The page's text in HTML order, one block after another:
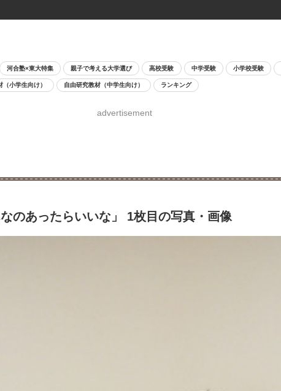
河合塾×東大特集 親子で考える大学選び 高校受験 中学受験 小学校受験
（小学生向け） 自由研究教材（中学生向け） ランキング
advertisement
のあったらいいな」 1枚目の写真・画像